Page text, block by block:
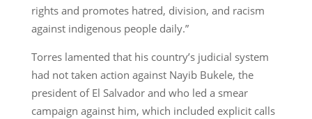
rights and promotes hatred, division, and racism
against indigenous people daily.”
Torres lamented that his country’s judicial system
had not taken action against Nayib Bukele, the
president of El Salvador and who led a smear
campaign against him, which included explicit calls